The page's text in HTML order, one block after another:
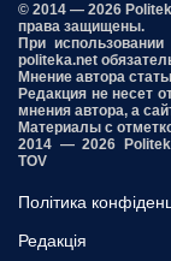
© 2014 — 2026
права защищены.
При
politeka.net
Мнение автора
Редакция не несет
мнения автора, а
Материалы с
2014 — 2026
TOV
Політика
Редакція